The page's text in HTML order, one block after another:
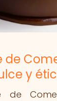
de
y
de